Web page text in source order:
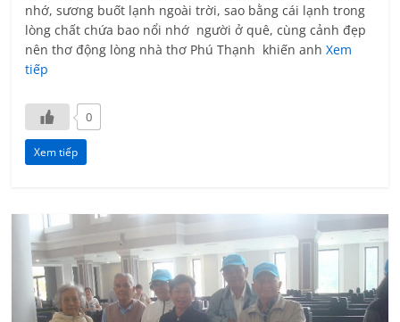
nhớ, sương buốt lạnh ngoài trời, sao bằng cái lạnh trong
lòng chất chứa bao nổi nhớ người ở quê, cùng cảnh đẹp
nên thơ động lòng nhà thơ Phú Thạnh khiến anhXem
tiếp
0
Xem tiếp